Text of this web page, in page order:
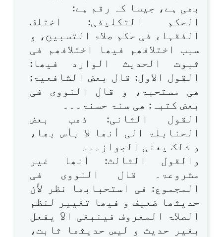
بھی ہے، جیسا کہ رقم ہے:
الحکم التکلیفی: اختلف
الفقہاء فی حکم صلاۃ التسبیح، و
سبب اختلافھم فیھا اختلافھم فی
ثبوت الحدیث الوارد فیھا:
القول الاول: قال بعض الشافعیۃ:
ھی مستحبۃ، و قال النووی فی
بعض کتبہ: ھی سنۃ حسنۃ۔۔۔
القول الثانی: ذھب بعض
الحنابلۃ الی أنھا لا بأس بھا،
و ذلک یعنی الجواز۔۔۔
والقول الثالث: أنھا غیر
مشروعۃ۔ قال النووی فی
المجموع: فی استحبابھا نظر لأن
حدیثھا ضعیف و فیھا تغییر لنظم
الصلاۃ المعروف فینبغی الاّ یفعل
بغیر حدیث و لیس حدیثھا ثابت،